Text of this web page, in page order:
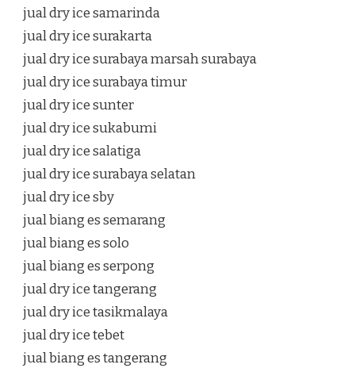
jual dry ice samarinda
jual dry ice surakarta
jual dry ice surabaya marsah surabaya
jual dry ice surabaya timur
jual dry ice sunter
jual dry ice sukabumi
jual dry ice salatiga
jual dry ice surabaya selatan
jual dry ice sby
jual biang es semarang
jual biang es solo
jual biang es serpong
jual dry ice tangerang
jual dry ice tasikmalaya
jual dry ice tebet
jual biang es tangerang